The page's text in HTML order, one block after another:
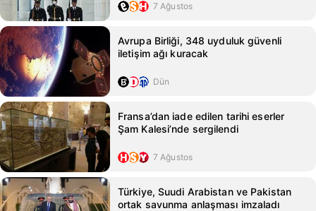
7 Ağustos
Avrupa Birliği, 348 uyduluk güvenli
iletişim ağı kuracak
Dün
Fransa’dan iade edilen tarihi eserler
Şam Kalesi’nde sergilendi
7 Ağustos
Türkiye, Suudi Arabistan ve Pakistan
ortak savunma anlaşması imzaladı